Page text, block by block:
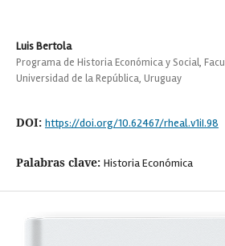
Luis Bertola
Programa de Historia Económica y Social,
Universidad de la República, Uruguay
DOI: https://doi.org/10.62467/rheal.v1iI.98
Palabras clave: Historia Económica